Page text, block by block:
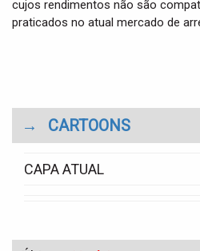
cujos rendimentos não são
praticados no atual mercado de
→ CARTOONS
CAPA ATUAL